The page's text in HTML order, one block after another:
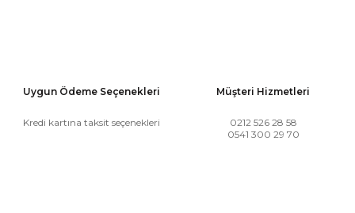
Uygun Ödeme Seçenekleri
Kredi kartına taksit seçenekleri
Müşteri Hizmetleri
0212 526 28 58
0541 300 29 70